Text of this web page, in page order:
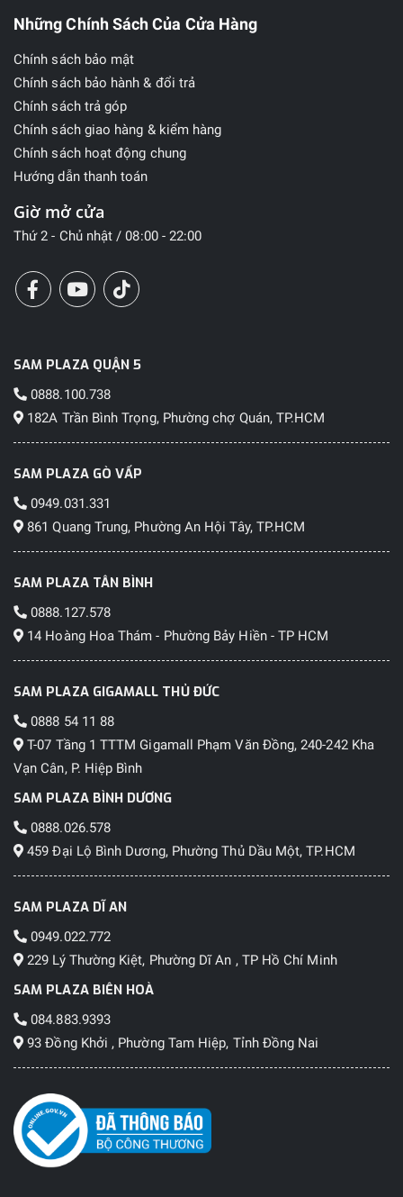
Những Chính Sách Của Cửa Hàng
Chính sách bảo mật
Chính sách bảo hành & đổi trả
Chính sách trả góp
Chính sách giao hàng & kiểm hàng
Chính sách hoạt động chung
Hướng dẫn thanh toán
Giờ mở cửa
Thứ 2 - Chủ nhật / 08:00 - 22:00
SAM PLAZA QUẬN 5
0888.100.738
182A Trần Bình Trọng, Phường chợ Quán, TP.HCM
SAM PLAZA GÒ VẤP
0949.031.331
861 Quang Trung, Phường An Hội Tây, TP.HCM
SAM PLAZA TÂN BÌNH
0888.127.578
14 Hoàng Hoa Thám - Phường Bảy Hiền - TP HCM
SAM PLAZA GIGAMALL THỦ ĐỨC
0888 54 11 88
T-07 Tầng 1 TTTM Gigamall Phạm Văn Đồng, 240-242 Kha
Vạn Cân, P. Hiệp Bình
SAM PLAZA BÌNH DƯƠNG
0888.026.578
459 Đại Lộ Bình Dương, Phường Thủ Dầu Một, TP.HCM
SAM PLAZA DĨ AN
0949.022.772
229 Lý Thường Kiệt, Phường Dĩ An , TP Hồ Chí Minh
SAM PLAZA BIÊN HOÀ
084.883.9393
93 Đồng Khởi , Phường Tam Hiệp, Tỉnh Đồng Nai